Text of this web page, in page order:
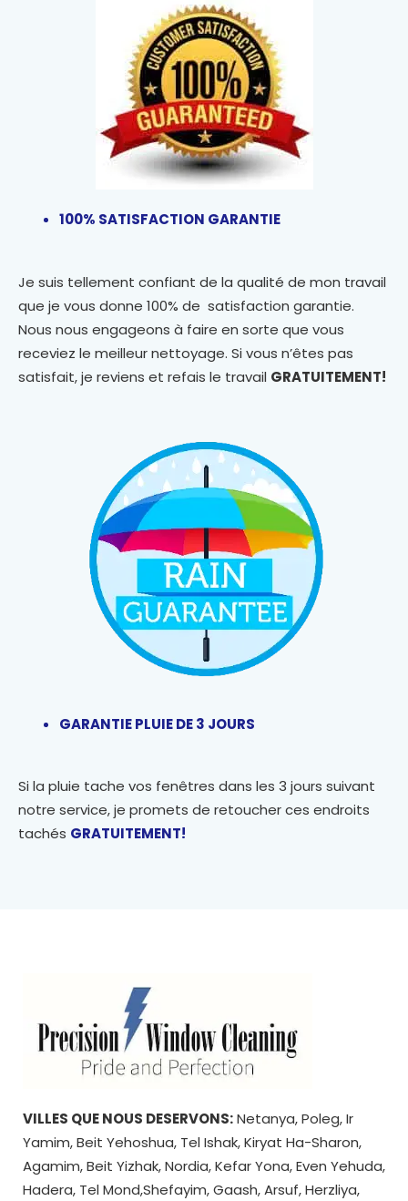
100% SATISFACTION GARANTIE
Je suis tellement confiant de la qualité de mon travail
que je vous donne 100% de satisfaction garantie.
Nous nous engageons à faire en sorte que vous
receviez le meilleur nettoyage. Si vous n’êtes pas
satisfait, je reviens et refais le travail GRATUITEMENT!
GARANTIE PLUIE DE 3 JOURS
Si la pluie tache vos fenêtres dans les 3 jours suivant
notre service, je promets de retoucher ces endroits
tachés GRATUITEMENT!
VILLES QUE NOUS DESERVONS:Netanya, Poleg, Ir
Yamim, Beit Yehoshua, Tel Ishak, Kiryat Ha-Sharon,
Agamim, Beit Yizhak, Nordia, Kefar Yona, Even Yehuda,
Hadera, Tel Mond,Shefayim, Gaash, Arsuf, Herzliya,